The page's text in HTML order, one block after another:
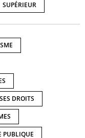
SUPÉRIEUR
DROITS
PUBLIQUE